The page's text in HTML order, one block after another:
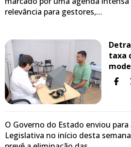
relevância para gestores,…
taxa
O Governo do Estado enviou para
Legislativa no início desta